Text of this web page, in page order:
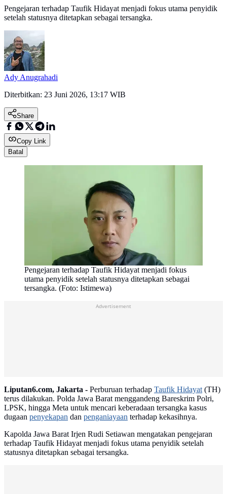
Pengejaran terhadap Taufik Hidayat menjadi fokus utama penyidik
setelah statusnya ditetapkan sebagai tersangka.
Ady Anugrahadi
Diterbitkan: 23 Juni 2026, 13:17 WIB
Share
Copy Link
Batal
Pengejaran terhadap Taufik Hidayat menjadi fokus
utama penyidik setelah statusnya ditetapkan sebagai
tersangka. (Foto: Istimewa)
Advertisement
Liputan6.com, Jakarta - Perburuan terhadap Taufik Hidayat(TH)
terus dilakukan. Polda Jawa Barat menggandeng Bareskrim Polri,
LPSK, hingga Meta untuk mencari keberadaan tersangka kasus
dugaan penyekapan dan penganiayaan terhadap kekasihnya.
Kapolda Jawa Barat Irjen Rudi Setiawan mengatakan pengejaran
terhadap Taufik Hidayat menjadi fokus utama penyidik setelah
statusnya ditetapkan sebagai tersangka.